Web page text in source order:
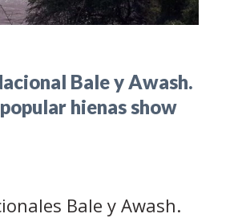
Bale y Awash.
hienas show
Bale y Awash.